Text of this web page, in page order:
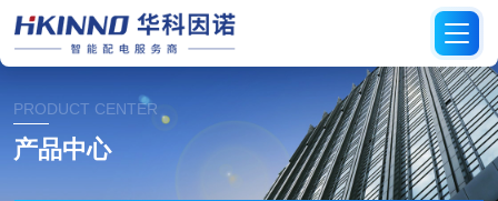
PRODUCT CENTER
产品中心